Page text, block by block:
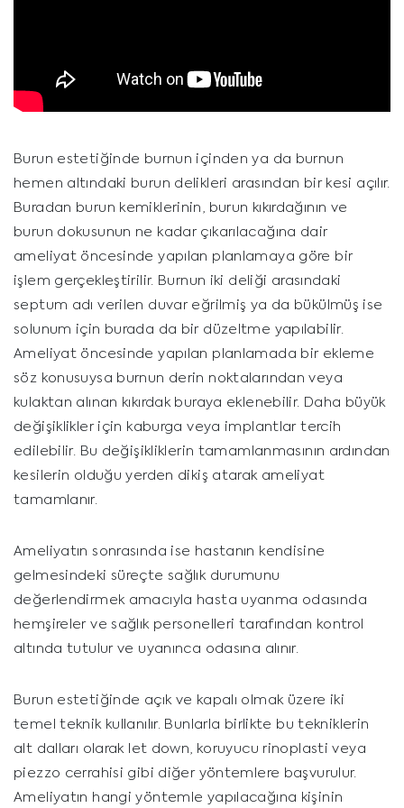
Burun estetiğinde burnun içinden ya da burnun
hemen altındaki burun delikleri arasından bir kesi açılır.
Buradan burun kemiklerinin, burun kıkırdağının ve
burun dokusunun ne kadar çıkarılacağına dair
ameliyat öncesinde yapılan planlamaya göre bir
işlem gerçekleştirilir. Burnun iki deliği arasındaki
septum adı verilen duvar eğrilmiş ya da bükülmüş ise
solunum için burada da bir düzeltme yapılabilir.
Ameliyat öncesinde yapılan planlamada bir ekleme
söz konusuysa burnun derin noktalarından veya
kulaktan alınan kıkırdak buraya eklenebilir. Daha büyük
değişiklikler için kaburga veya implantlar tercih
edilebilir. Bu değişikliklerin tamamlanmasının ardından
kesilerin olduğu yerden dikiş atarak ameliyat
tamamlanır.
Ameliyatın sonrasında ise hastanın kendisine
gelmesindeki süreçte sağlık durumunu
değerlendirmek amacıyla hasta uyanma odasında
hemşireler ve sağlık personelleri tarafından kontrol
altında tutulur ve uyanınca odasına alınır.
Burun estetiğinde açık ve kapalı olmak üzere iki
temel teknik kullanılır. Bunlarla birlikte bu tekniklerin
alt dalları olarak let down, koruyucu rinoplasti veya
piezzo cerrahisi gibi diğer yöntemlere başvurulur.
Ameliyatın hangi yöntemle yapılacağına kişinin